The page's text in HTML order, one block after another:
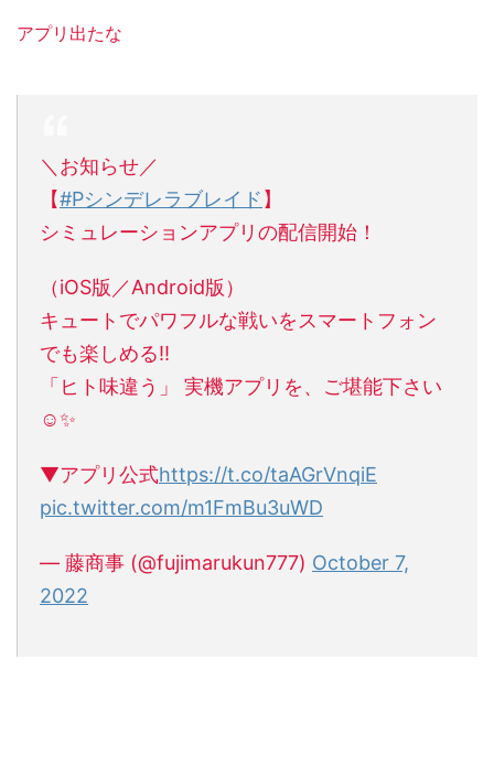
アプリ出たな
＼お知らせ／
【#Pシンデレラブレイド 】
シミュレーションアプリの配信開始！
（iOS版／Android版）
キュートでパワフルな戦いをスマートフォン
でも楽しめる‼
「ヒト味違う」 実機アプリを、ご堪能下さい
☺✨
▼アプリ公式https://t.co/taAGrVnqiE
pic.twitter.com/m1FmBu3uWD
— 藤商事 (@fujimarukun777) October 7,
2022